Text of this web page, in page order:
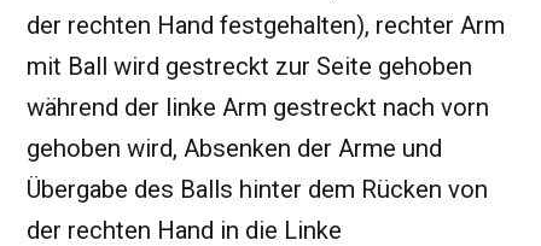
der rechten Hand festgehalten), rechter Arm
mit Ball wird gestreckt zur Seite gehoben
während der linke Arm gestreckt nach vorn
gehoben wird, Absenken der Arme und
Übergabe des Balls hinter dem Rücken von
der rechten Hand in die Linke